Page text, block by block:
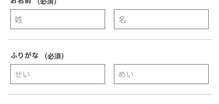
保有資格
研修・制度紹介
社員インタビュー2
ふりがな （必須）